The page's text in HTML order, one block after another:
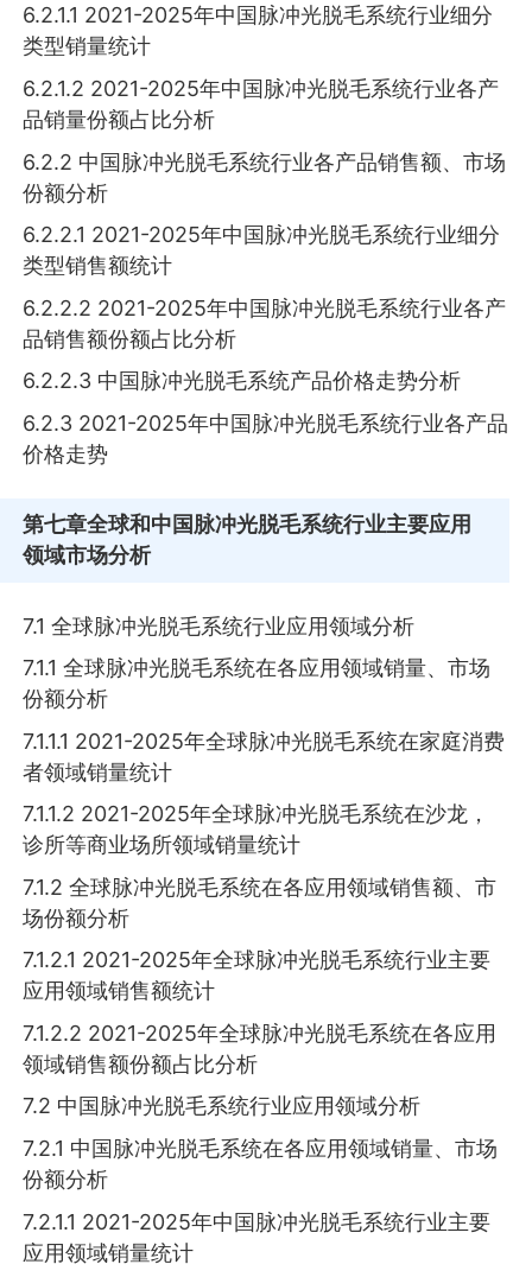
6.2.1.1 2021-2025年中国脉冲光脱毛系统行业细分
类型销量统计
6.2.1.2 2021-2025年中国脉冲光脱毛系统行业各产
品销量份额占比分析
6.2.2 中国脉冲光脱毛系统行业各产品销售额、市场
份额分析
6.2.2.1 2021-2025年中国脉冲光脱毛系统行业细分
类型销售额统计
6.2.2.2 2021-2025年中国脉冲光脱毛系统行业各产
品销售额份额占比分析
6.2.2.3 中国脉冲光脱毛系统产品价格走势分析
6.2.3 2021-2025年中国脉冲光脱毛系统行业各产品
价格走势
第七章全球和中国脉冲光脱毛系统行业主要应用
领域市场分析
7.1 全球脉冲光脱毛系统行业应用领域分析
7.1.1 全球脉冲光脱毛系统在各应用领域销量、市场
份额分析
7.1.1.1 2021-2025年全球脉冲光脱毛系统在家庭消费
者领域销量统计
7.1.1.2 2021-2025年全球脉冲光脱毛系统在沙龙，
诊所等商业场所领域销量统计
7.1.2 全球脉冲光脱毛系统在各应用领域销售额、市
场份额分析
7.1.2.1 2021-2025年全球脉冲光脱毛系统行业主要
应用领域销售额统计
7.1.2.2 2021-2025年全球脉冲光脱毛系统在各应用
领域销售额份额占比分析
7.2 中国脉冲光脱毛系统行业应用领域分析
7.2.1 中国脉冲光脱毛系统在各应用领域销量、市场
份额分析
7.2.1.1 2021-2025年中国脉冲光脱毛系统行业主要
应用领域销量统计